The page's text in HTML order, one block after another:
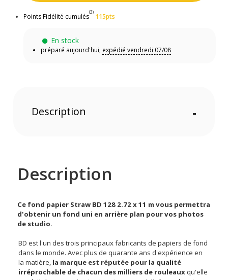
Points Fidélité cumulés
(3)
115pts
En stock
préparé aujourd'hui, expédié vendredi 07/08
Description -
Description
Ce fond papier Straw BD 128 2.72 x 11 m vous permettra
d'obtenir un fond uni en arrière plan pour vos photos
de studio.
BD est l'un des trois principaux fabricants de papiers de fond
dans le monde. Avec plus de quarante ans d'expérience en
la matière, la marque est réputée pour la qualité
irréprochable de chacun des milliers de rouleauxqu'elle